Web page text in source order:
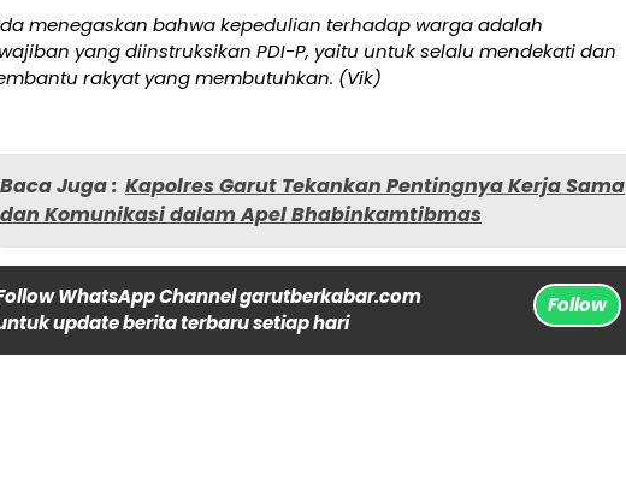
menegaskan bahwa kepedulian terhadap warga adalah
yang diinstruksikan PDI-P, yaitu untuk selalu mendekati dan
rakyat yang membutuhkan. (Vik)
Baca Juga : Kapolres Garut Tekankan Pentingnya Kerja Sama
dan Komunikasi dalam Apel Bhabinkamtibmas
WhatsApp Channel garutberkabar.com
update berita terbaru setiap hari
Follow